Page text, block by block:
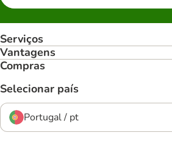
Serviços
Vantagens
Compras
Selecionar país
Portugal / pt